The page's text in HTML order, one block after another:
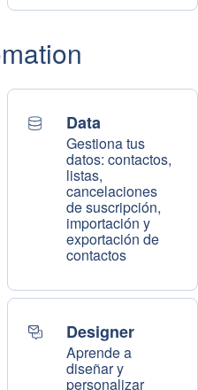
Data
Gestiona tus
datos: contactos,
listas,
cancelaciones
de suscripción,
importación y
exportación de
contactos
Designer
Aprende a
diseñar y
personalizar